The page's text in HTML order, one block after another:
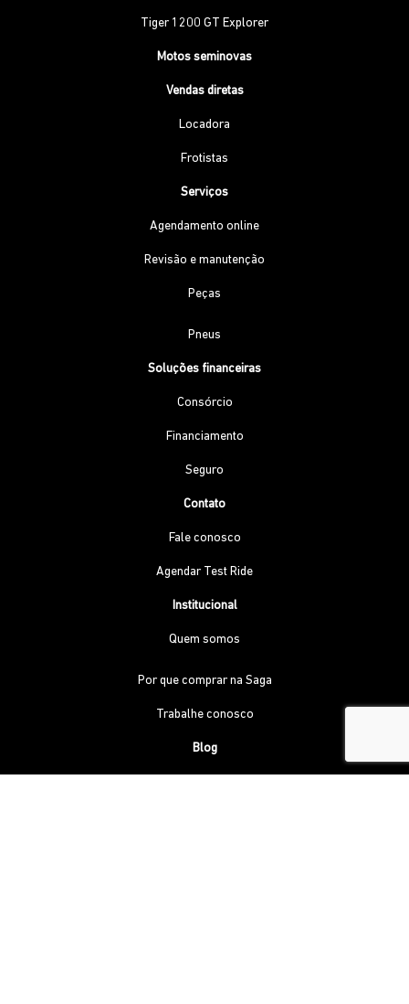
Tiger 1200 GT Explorer
Motos seminovas
Vendas diretas
Locadora
Frotistas
Serviços
Agendamento online
Revisão e manutenção
Peças
Pneus
Soluções financeiras
Consórcio
Financiamento
Seguro
Contato
Fale conosco
Agendar Test Ride
Institucional
Quem somos
Por que comprar na Saga
Trabalhe conosco
Blog